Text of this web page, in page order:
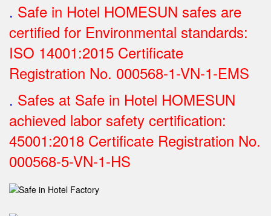
. Safe in Hotel HOMESUN safes are
certified for Environmental standards:
ISO 14001:2015 Certificate
Registration No. 000568-1-VN-1-EMS
. Safes at Safe in Hotel HOMESUN
achieved labor safety certification:
45001:2018 Certificate Registration No.
000568-5-VN-1-HS